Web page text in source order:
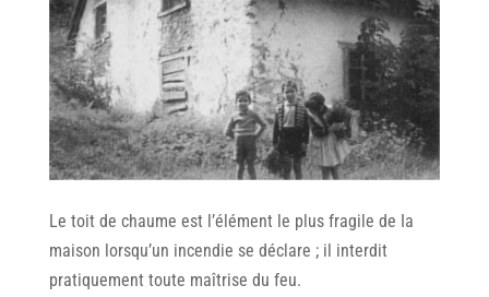
Le toit de chaume est l’élément le plus fragile de Ia
maison lorsqu’un incendie se déclare ; il interdit
pratiquement toute maîtrise du feu.